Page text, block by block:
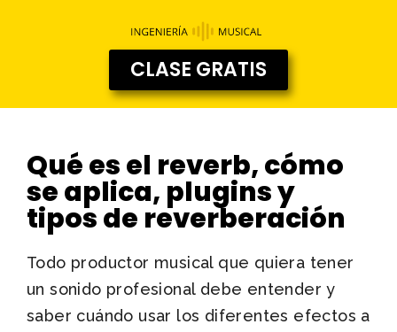
CLASE GRATIS
Qué es el reverb, cómo
se aplica, plugins y
tipos de reverberación
Todo productor musical que quiera tener
un sonido profesional debe entender y
saber cuándo usar los diferentes efectos a